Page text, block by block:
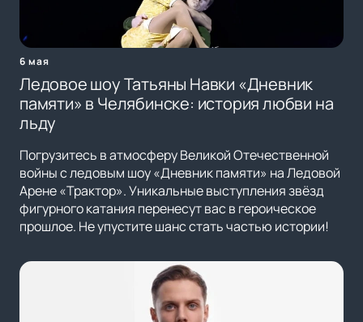
6 мая
Ледовое шоу Татьяны Навки «Дневник
памяти» в Челябинске: история любви на
льду
Погрузитесь в атмосферу Великой Отечественной
войны с ледовым шоу «Дневник памяти» на Ледовой
Арене «Трактор». Уникальные выступления звёзд
фигурного катания перенесут вас в героическое
прошлое. Не упустите шанс стать частью истории!